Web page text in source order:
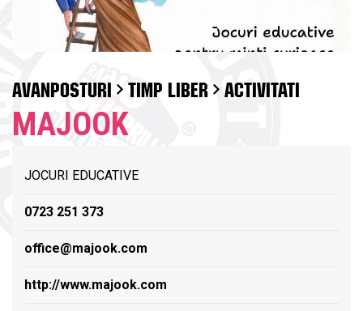
AVANPOSTURI TIMP LIBER ACTIVITATI
MAJOOK
JOCURI EDUCATIVE
0723 251 373
office@majook.com
http://www.majook.com